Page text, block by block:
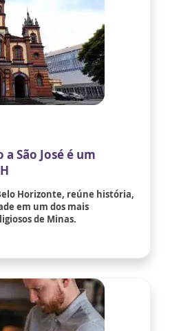
São José é um
Horizonte, reúne história,
em um dos mais
de Minas.